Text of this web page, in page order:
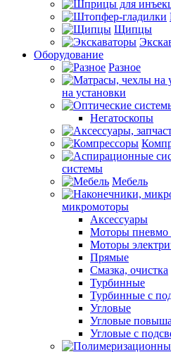
Щипцы
Оборудование
Разное
на установки
Негатоскопы
системы
Мебель
микромоторы
Аксессуары
Моторы пневмо
Моторы
Прямые
Смазка, очистка
Турбинные
Турбинные с
Угловые
Угловые
Угловые с